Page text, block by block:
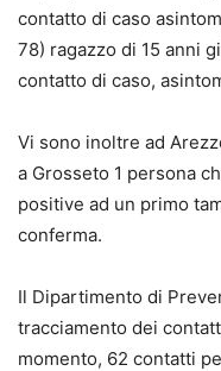
contatto di caso
78) ragazzo di 15 anni
contatto di caso,
Vi sono inoltre ad
a Grosseto 1 persona
positive ad un primo
conferma.
Il Dipartimento di
tracciamento dei
momento, 62 contatti